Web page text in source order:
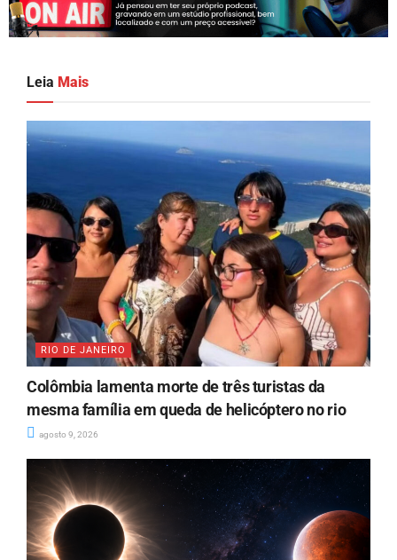
Leia Mais
RIO DE JANEIRO
Colômbia lamenta morte de três turistas da
mesma família em queda de helicóptero no rio
agosto 9, 2026